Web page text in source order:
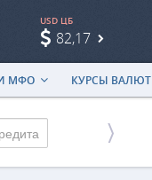
МФО КУРСЫ ВАЛЮТ
USD ЦБ
82,17